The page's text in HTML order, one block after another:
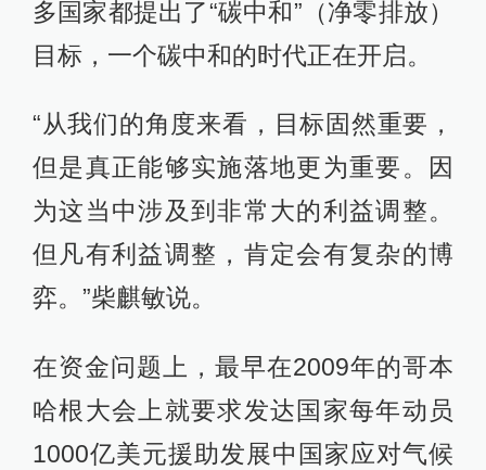
多国家都提出了“碳中和”（净零排放）
目标，一个碳中和的时代正在开启。
“从我们的角度来看，目标固然重要，
但是真正能够实施落地更为重要。因
为这当中涉及到非常大的利益调整。
但凡有利益调整，肯定会有复杂的博
弈。”柴麒敏说。
在资金问题上，最早在2009年的哥本
哈根大会上就要求发达国家每年动员
1000亿美元援助发展中国家应对气候